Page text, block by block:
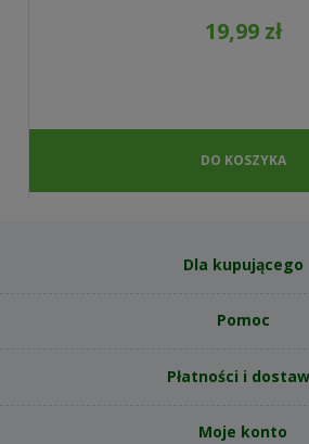
19,99 zł
DO KOSZYKA
Dla kupującego
Pomoc
Płatności i
Moje konto